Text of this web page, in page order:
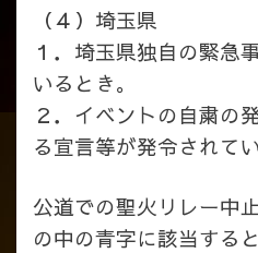
（４）埼玉県
１．埼玉県独自の緊急
いるとき。
２．イベントの自粛の
る宣言等が発令されてい
公道での聖火リレー中
の中の青字に該当する